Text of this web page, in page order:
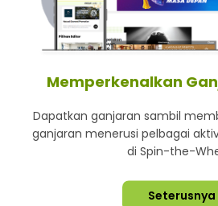
Lebih hot,
Terpelihara © 2026. Star Media
Memperkenalkan
Dapatkan ganjaran sambil
ganjaran menerusi pelbagai
di Spin-the-
Seterusnya